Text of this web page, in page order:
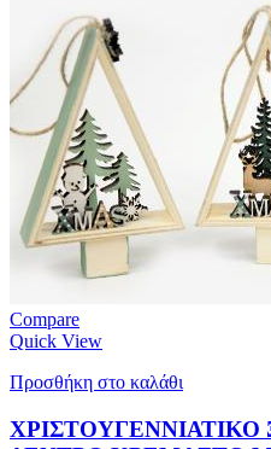
Compare
Quick View
Προσθήκη στο καλάθι
ΧΡΙΣΤΟΥΓΕΝΝΙΑΤΙΚΟ